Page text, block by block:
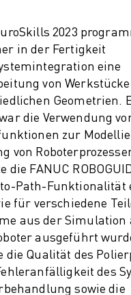
UND -
2023
in der Fertigkeit
eine
von
Geometrien.
die Verwendung
zur
von
die FANUC
Path-Funktionalität
für verschiedene
aus der Simulation
ausgeführt
die Qualität des
des
sowie die